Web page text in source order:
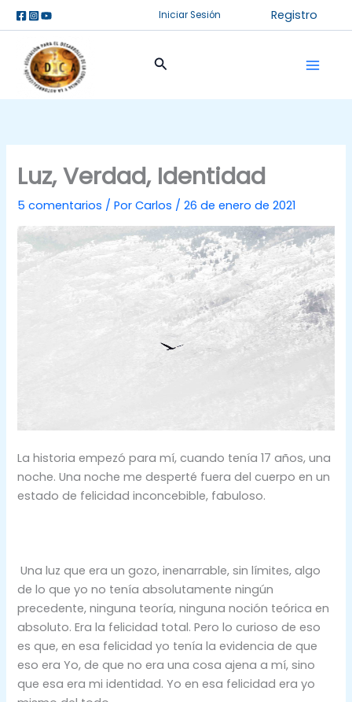
al
contenido
Iniciar Sesión Registro
Buscar
Luz, Verdad, Identidad
5 comentarios / PorCarlos /26 de enero de 2021
La historia empezó para mí, cuando tenía 17 años, una
noche. Una noche me desperté fuera del cuerpo en un
estado de felicidad inconcebible, fabuloso.
Una luz que era un gozo, inenarrable, sin límites, algo
de lo que yo no tenía absolutamente ningún
precedente, ninguna teoría, ninguna noción teórica en
absoluto. Era la felicidad total. Pero lo curioso de eso
es que, en esa felicidad yo tenía la evidencia de que
eso era Yo, de que no era una cosa ajena a mí, sino
que esa era mi identidad. Yo en esa felicidad era yo